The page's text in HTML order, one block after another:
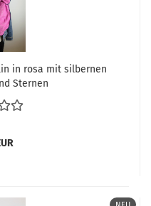
in rosa mit silbernen
Sternen